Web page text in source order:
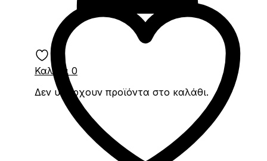
Καλάθι 0
Δεν υπάρχουν προϊόντα στο καλάθι.